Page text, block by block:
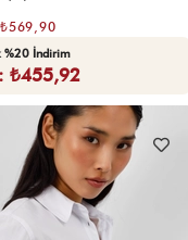
₺569,90
%20 İndirim
₺455,92